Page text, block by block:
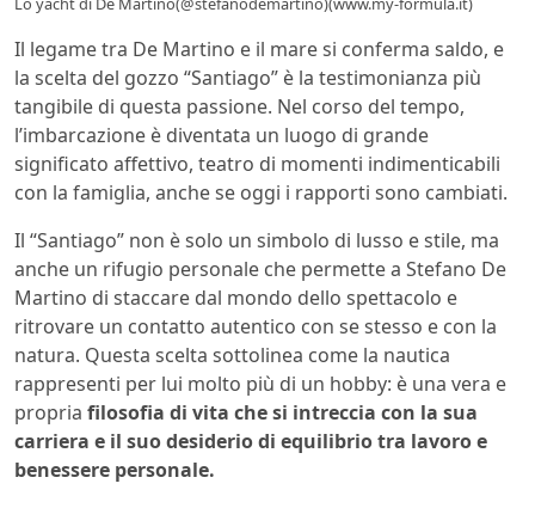
Il legame tra De Martino e il mare si conferma saldo, e
la scelta del gozzo “Santiago” è la testimonianza più
tangibile di questa passione. Nel corso del tempo,
l’imbarcazione è diventata un luogo di grande
significato affettivo, teatro di momenti indimenticabili
con la famiglia, anche se oggi i rapporti sono cambiati.
Il “Santiago” non è solo un simbolo di lusso e stile, ma
anche un rifugio personale che permette a Stefano De
Martino di staccare dal mondo dello spettacolo e
ritrovare un contatto autentico con se stesso e con la
natura. Questa scelta sottolinea come la nautica
rappresenti per lui molto più di un hobby: è una vera e
propria filosofia di vita che si intreccia con la sua
carriera e il suo desiderio di equilibrio tra lavoro e
benessere personale.